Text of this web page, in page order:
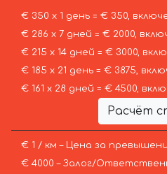
€ 350 х 1 день = € 350,
€ 286 х 7 дней = € 2000,
€ 215 х 14 дней = € 3000,
€ 185 х 21 день = € 3875,
€ 161 х 28 дней = € 4500,
Расчёт
€ 1 / км – Цена за
€ 4000 – Залог/